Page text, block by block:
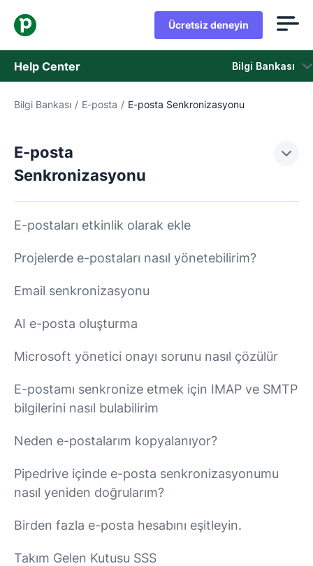
Ücretsiz deneyin
Help Center Bilgi Bankası
Bilgi Bankası
Destek Birimiyle İletişime Geçin
Bilgi Bankası / E-posta / E-posta Senkronizasyonu
E-posta
Senkronizasyonu
E-postaları etkinlik olarak ekle
Projelerde e-postaları nasıl yönetebilirim?
Email senkronizasyonu
AI e-posta oluşturma
Microsoft yönetici onayı sorunu nasıl çözülür
E-postamı senkronize etmek için IMAP ve SMTP
bilgilerini nasıl bulabilirim
Neden e-postalarım kopyalanıyor?
Pipedrive içinde e-posta senkronizasyonumu
nasıl yeniden doğrularım?
Birden fazla e-posta hesabını eşitleyin.
Takım Gelen Kutusu SSS